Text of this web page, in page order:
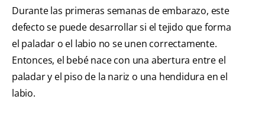
Durante las primeras semanas de embarazo, este
defecto se puede desarrollar si el tejido que forma
el paladar o el labio no se unen correctamente.
Entonces, el bebé nace con una abertura entre el
paladar y el piso de la nariz o una hendidura en el
labio.